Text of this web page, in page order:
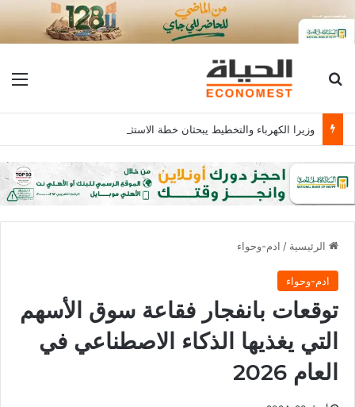
بحث عن
الرئيسية / ادم-وحواء
ادم-وحواء
توقعات بانفجار فقاعة سوق الأسهم
التي يغذيها الذكاء الاصطناعي في
العام 2026